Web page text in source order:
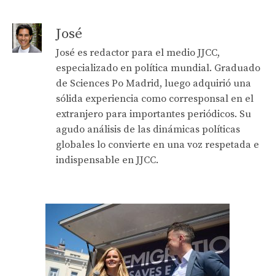
José
José es redactor para el medio JJCC,
especializado en política mundial. Graduado
de Sciences Po Madrid, luego adquirió una
sólida experiencia como corresponsal en el
extranjero para importantes periódicos. Su
agudo análisis de las dinámicas políticas
globales lo convierte en una voz respetada e
indispensable en JJCC.